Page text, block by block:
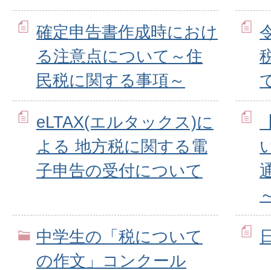
確定申告書作成時におけ
る注意点について～住
民税に関する事項～
eLTAX(エルタックス)に
よる 地方税に関する電
子申告の受付について
中学生の「税について
の作文」コンクール